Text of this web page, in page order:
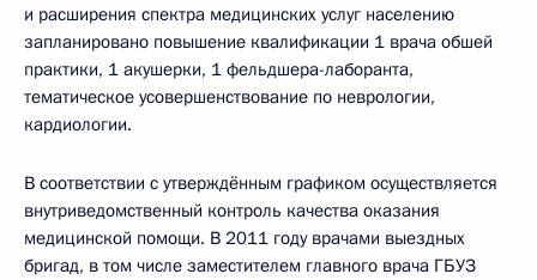
и расширения спектра медицинских услуг населению
запланировано повышение квалификации 1 врача обшей
практики, 1 акушерки, 1 фельдшера-лаборанта,
тематическое усовершенствование по неврологии,
кардиологии.
В соответствии с утверждённым графиком осуществляется
внутриведомственный контроль качества оказания
медицинской помощи. В 2011 году врачами выездных
бригад, в том числе заместителем главного врача ГБУЗ